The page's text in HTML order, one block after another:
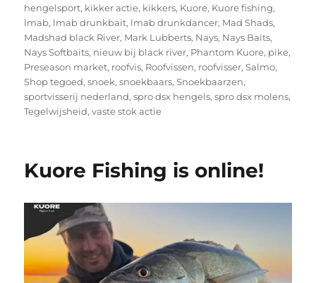
hengelsport, kikker actie, kikkers, Kuore, Kuore fishing,
lmab, lmab drunkbait, lmab drunkdancer, Mad Shads,
Madshad black River, Mark Lubberts, Nays, Nays Baits,
Nays Softbaits, nieuw bij black river, Phantom Kuore, pike,
Preseason market, roofvis, Roofvissen, roofvisser,Salmo,
Shop tegoed,snoek,snoekbaars,Snoekbaarzen,
sportvisserij nederland,spro dsx hengels,spro dsx molens,
Tegelwijsheid,vaste stok actie
Kuore Fishing is online!